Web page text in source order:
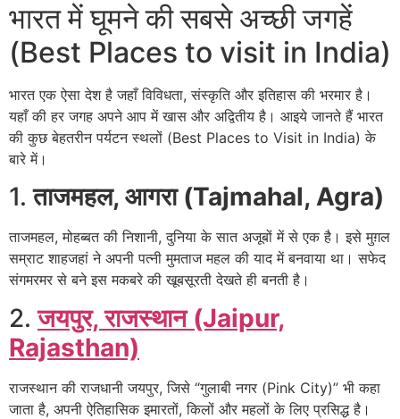
भारत में घूमने की सबसे अच्छी जगहें
(Best Places to visit in India)
भारत एक ऐसा देश है जहाँ विविधता, संस्कृति और इतिहास की भरमार है।
यहाँ की हर जगह अपने आप में खास और अद्वितीय है। आइये जानते हैं भारत
की कुछ बेहतरीन पर्यटन स्थलों (Best Places to Visit in India) के
बारे में।
1.ताजमहल, आगरा (Tajmahal, Agra)
ताजमहल, मोहब्बत की निशानी, दुनिया के सात अजूबों में से एक है। इसे मुग़ल
सम्राट शाहजहां ने अपनी पत्नी मुमताज महल की याद में बनवाया था। सफेद
संगमरमर से बने इस मकबरे की खूबसूरती देखते ही बनती है।
2.जयपुर, राजस्थान (Jaipur,
Rajasthan)
राजस्थान की राजधानी जयपुर, जिसे “गुलाबी नगर (Pink City)” भी कहा
जाता है, अपनी ऐतिहासिक इमारतों, किलों और महलों के लिए प्रसिद्ध है।